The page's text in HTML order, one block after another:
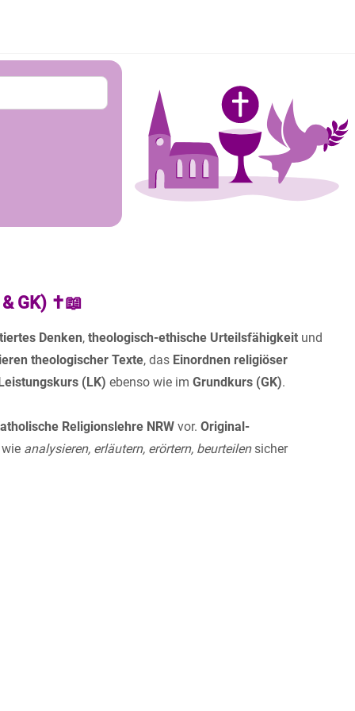
GK) ✝️📖
Denken, theologisch-ethische Urteilsfähigkeit und
theologischer Texte, das Einordnen religiöser
(LK) ebenso wie im Grundkurs (GK).
Religionslehre NRW vor. Original-
analysieren, erläutern, erörtern, beurteilensicher